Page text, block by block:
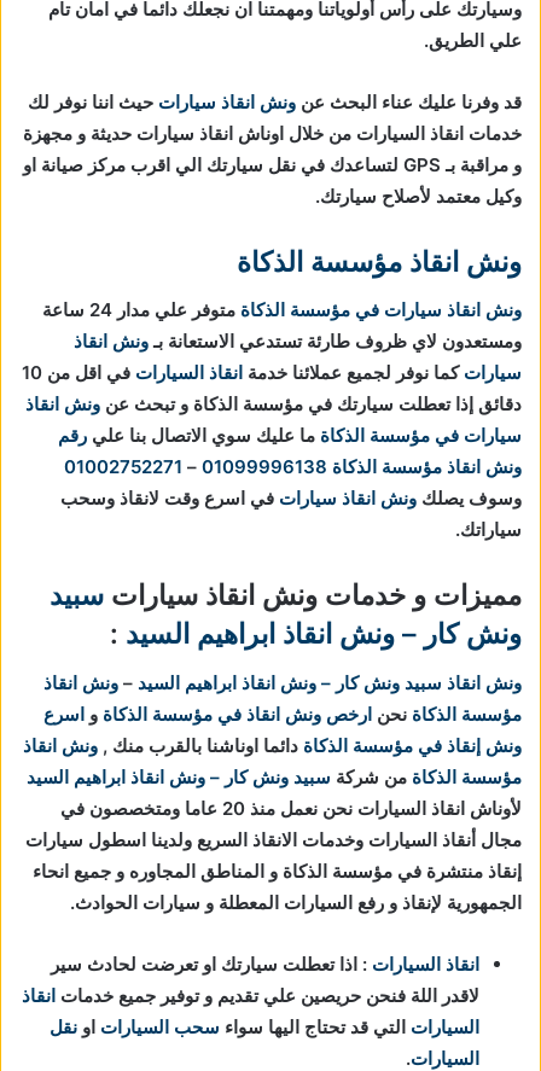
وسيارتك على رأس أولوياتنا ومهمتنا ان نجعلك دائما في امان تام
علي الطريق.
قد وفرنا عليك عناء البحث عن ونش انقاذ سيارات حيث اننا نوفر لك
خدمات انقاذ السيارات من خلال اوناش انقاذ سيارات حديثة و مجهزة
و مراقبة بـ GPS لتساعدك في نقل سيارتك الي اقرب مركز صيانة او
وكيل معتمد لأصلاح سيارتك.
ونش انقاذ مؤسسة الذكاة
ونش انقاذ سيارات في مؤسسة الذكاة
متوفر علي مدار 24 ساعة
ومستعدون لاي ظروف طارئة تستدعي الاستعانة بـونش انقاذ
سيارات كما نوفر لجميع عملائنا خدمة انقاذ السيارات
في اقل من 10
دقائق إذا تعطلت سيارتك في مؤسسة الذكاة و تبحث عن ونش انقاذ
سيارات في مؤسسة الذكاة ما عليك سوي الاتصال بنا علي رقم
ونش انقاذ مؤسسة الذكاة 01099996138
–
01002752271
وسوف يصلك ونش انقاذ سيارات في اسرع وقت لانقاذ وسحب
سياراتك.
مميزات و خدمات ونش انقاذ سيارات سبيد
ونش كار – ونش انقاذ ابراهيم السيد :
ونش انقاذ سبيد ونش كار – ونش انقاذ ابراهيم السيد – ونش انقاذ
مؤسسة الذكاة نحن ارخص ونش انقاذ في مؤسسة الذكاة و اسرع
ونش إنقاذ في مؤسسة الذكاة دائما اوناشنا بالقرب منك , ونش انقاذ
مؤسسة الذكاة من شركة سبيد ونش كار – ونش انقاذ ابراهيم السيد
لأوناش انقاذ السيارات نحن نعمل منذ 20 عاما ومتخصصون في
مجال أنقاذ السيارات وخدمات الانقاذ السريع ولدينا اسطول سيارات
إنقاذ منتشرة في مؤسسة الذكاة و المناطق المجاوره و جميع انحاء
الجمهورية لإنقاذ و رفع السيارات المعطلة و سيارات الحوادث.
انقاذ السيارات : اذا تعطلت سيارتك او تعرضت لحادث سير
لاقدر اللة فنحن حريصين علي تقديم و توفير جميع خدمات انقاذ
السيارات التي قد تحتاج اليها سواء سحب السيارات او نقل
السيارات.